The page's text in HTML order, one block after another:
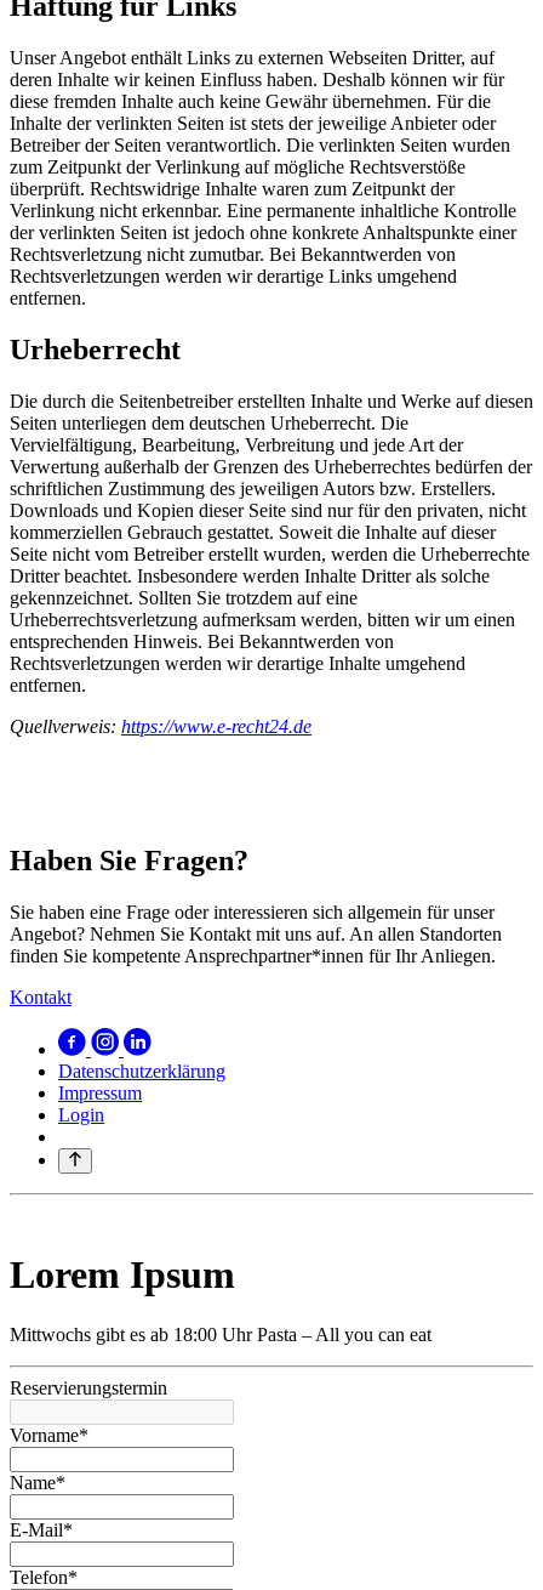
Unser Angebot enthält Links zu externen Webseiten Dritter, auf
deren Inhalte wir keinen Einfluss haben. Deshalb können wir für
diese fremden Inhalte auch keine Gewähr übernehmen. Für die
Inhalte der verlinkten Seiten ist stets der jeweilige Anbieter oder
Betreiber der Seiten verantwortlich. Die verlinkten Seiten wurden
zum Zeitpunkt der Verlinkung auf mögliche Rechtsverstöße
überprüft. Rechtswidrige Inhalte waren zum Zeitpunkt der
Verlinkung nicht erkennbar. Eine permanente inhaltliche Kontrolle
der verlinkten Seiten ist jedoch ohne konkrete Anhaltspunkte einer
Rechtsverletzung nicht zumutbar. Bei Bekanntwerden von
Rechtsverletzungen werden wir derartige Links umgehend
entfernen.
Urheberrecht
Die durch die Seitenbetreiber erstellten Inhalte und Werke auf diesen
Seiten unterliegen dem deutschen Urheberrecht. Die
Vervielfältigung, Bearbeitung, Verbreitung und jede Art der
Verwertung außerhalb der Grenzen des Urheberrechtes bedürfen der
schriftlichen Zustimmung des jeweiligen Autors bzw. Erstellers.
Downloads und Kopien dieser Seite sind nur für den privaten, nicht
kommerziellen Gebrauch gestattet. Soweit die Inhalte auf dieser
Seite nicht vom Betreiber erstellt wurden, werden die Urheberrechte
Dritter beachtet. Insbesondere werden Inhalte Dritter als solche
gekennzeichnet. Sollten Sie trotzdem auf eine
Urheberrechtsverletzung aufmerksam werden, bitten wir um einen
entsprechenden Hinweis. Bei Bekanntwerden von
Rechtsverletzungen werden wir derartige Inhalte umgehend
entfernen.
Quellverweis: https://www.e-recht24.de
Haben Sie Fragen?
Sie haben eine Frage oder interessieren sich allgemein für unser
Angebot? Nehmen Sie Kontakt mit uns auf. An allen Standorten
finden Sie kompetente Ansprechpartner*innen für Ihr Anliegen.
Kontakt
Datenschutzerklärung
Impressum
Login
Lorem Ipsum
Mittwochs gibt es ab 18:00 Uhr Pasta – All you can eat
Reservierungstermin
Vorname*
Name*
E-Mail*
Telefon*